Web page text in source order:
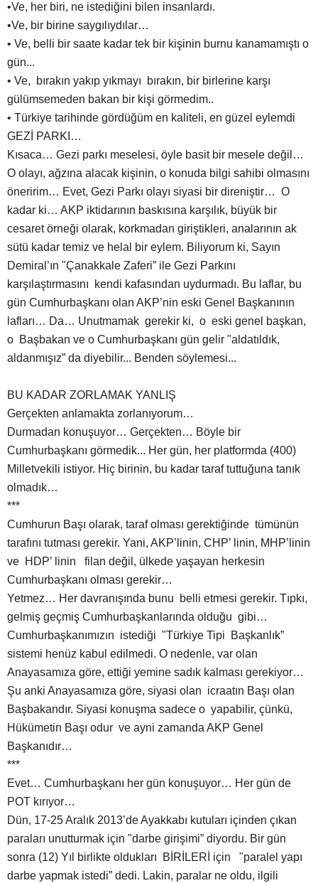
•Ve, her biri, ne istediğini bilen insanlardı.
•Ve, bir birine saygılıydılar…
• Ve, belli bir saate kadar tek bir kişinin burnu kanamamıştı o
gün...
• Ve, bırakın yakıp yıkmayı bırakın, bir birlerine karşı
gülümsemeden bakan bir kişi görmedim..
• Türkiye tarihinde gördüğüm en kaliteli, en güzel eylemdi
GEZİ PARKI…
Kısaca… Gezi parkı meselesi, öyle basit bir mesele değil…
O olayı, ağzına alacak kişinin, o konuda bilgi sahibi olmasını
öneririm… Evet, Gezi Parkı olayı siyasi bir direniştir… O
kadar ki… AKP iktidarının baskısına karşılık, büyük bir
cesaret örneği olarak, korkmadan giriştikleri, analarının ak
sütü kadar temiz ve helal bir eylem. Biliyorum ki, Sayın
Demiral’ın "Çanakkale Zaferi” ile Gezi Parkını
karşılaştırmasını kendi kafasından uydurmadı. Bu laflar, bu
gün Cumhurbaşkanı olan AKP’nin eski Genel Başkanının
lafları… Da… Unutmamak gerekir ki, o eski genel başkan,
o Başbakan ve o Cumhurbaşkanı gün gelir "aldatıldık,
aldanmışız” da diyebilir... Benden söylemesi...
BU KADAR ZORLAMAK YANLIŞ
Gerçekten anlamakta zorlanıyorum…
Durmadan konuşuyor… Gerçekten… Böyle bir
Cumhurbaşkanı görmedik... Her gün, her platformda (400)
Milletvekili istiyor. Hiç birinin, bu kadar taraf tuttuğuna tanık
olmadık…
***
Cumhurun Başı olarak, taraf olması gerektiğinde tümünün
tarafını tutması gerekir. Yani, AKP’linin, CHP’ linin, MHP’linin
ve HDP’ linin filan değil, ülkede yaşayan herkesin
Cumhurbaşkanı olması gerekir…
Yetmez… Her davranışında bunu belli etmesi gerekir. Tıpkı,
gelmiş geçmiş Cumhurbaşkanlarında olduğu gibi…
Cumhurbaşkanımızın istediği "Türkiye Tipi Başkanlık”
sistemi henüz kabul edilmedi. O nedenle, var olan
Anayasamıza göre, ettiği yemine sadık kalması gerekiyor…
Şu anki Anayasamıza göre, siyasi olan icraatın Başı olan
Başbakandır. Siyasi konuşma sadece o yapabilir, çünkü,
Hükümetin Başı odur ve ayni zamanda AKP Genel
Başkanıdır…
***
Evet… Cumhurbaşkanı her gün konuşuyor… Her gün de
POT kırıyor…
Dün, 17-25 Aralık 2013’de Ayakkabı kutuları içinden çıkan
paraları unutturmak için "darbe girişimi” diyordu. Bir gün
sonra (12) Yıl birlikte oldukları BİRİLERİ için "paralel yapı
darbe yapmak istedi” dedi. Lakin, paralar ne oldu, ilgili